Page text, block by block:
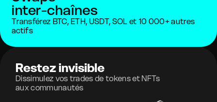
inter-chaînes
Transférez BTC, ETH, USDT, SOL et 10 000+ autres
actifs
Restez invisible
Dissimulez vos trades de tokens et NFTs
aux communautés